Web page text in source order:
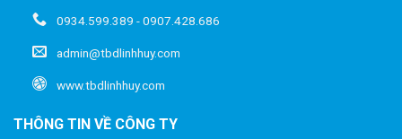
0934.599.389 - 0907.428.686
admin@tbdlinhhuy.com
www.tbdlinhhuy.com
THÔNG TIN VỀ CÔNG TY